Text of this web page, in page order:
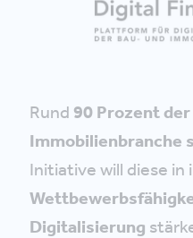
Rund 90 Prozent
Immobilienbranche
Initiative will diese in
Digitalisierung